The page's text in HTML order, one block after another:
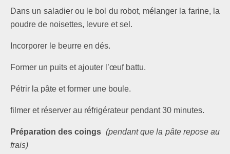
Dans un saladier ou le bol du robot, mélanger la farine, la
poudre de noisettes, levure et sel.
Incorporer le beurre en dés.
Former un puits et ajouter l’œuf battu.
Pétrir la pâte et former une boule.
filmer et réserver au réfrigérateur pendant 30 minutes.
Préparation des coings (pendant que la pâte repose au
frais)